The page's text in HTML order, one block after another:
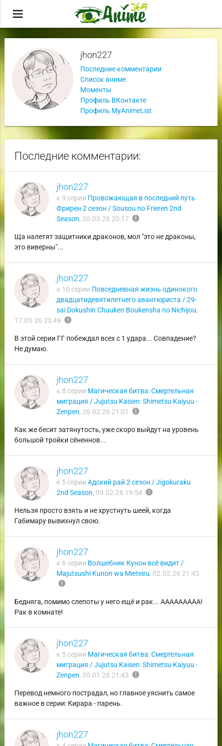
menu
jhon227
Последние комментарии
Список аниме
Моменты
Профиль ВКонтакте
Профиль MyAnimeList
Последние комментарии:
jhon227
к 9 серии Провожающая в последний путь
Фрирен 2 сезон / Sousou no Frieren 2nd
Season, 20.03.26 20:17 report
Ща налетят защитники драконов, мол "это не драконы,
это виверны"...
jhon227
к 10 серии Повседневная жизнь одинокого
двадцатидевятилетнего авантюриста / 29-
sai Dokushin Chuuken Boukensha no Nichijou,
17.03.26 23:49 report
В этой серии ГГ побеждал всех с 1 удара... Совпадение?
Не думаю.
jhon227
к 8 серии Магическая битва: Смертельная
миграция / Jujutsu Kaisen: Shimetsu Kaiyuu -
Zenpen, 26.02.26 21:01 report
Как же бесит затянутость, уже скоро выйдут на уровень
большой тройки сёненнов...
jhon227
к 5 серии Адский рай 2 сезон / Jigokuraku
2nd Season, 09.02.26 19:54 report
Нельзя просто взять и не хрустнуть шеей, когда
Габимару вывихнул свою.
jhon227
к 6 серии Волшебник Кунон всё видит /
Majutsushi Kunon wa Mieteiru, 02.02.26 21:45
report
Бедняга, помимо слепоты у него ещё и рак... ААААААААА!
Рак в комнате!
jhon227
к 5 серии Магическая битва: Смертельная
миграция / Jujutsu Kaisen: Shimetsu Kaiyuu -
Zenpen, 30.01.26 21:43 report
Перевод немного пострадал, но главное уяснить самое
важное в серии: Кирара - парень.
jhon227